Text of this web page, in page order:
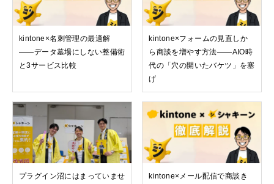
kintone×名刺管理の最適解
——データ墓場にしない整備術
と3サービス比較
kintone×フォームの見直しか
ら商談を増やす方法——AIO時
代の「穴の開いたバケツ」を塞
げ
プラグイン沼にはまっていませ
kintone×メール配信で商談き